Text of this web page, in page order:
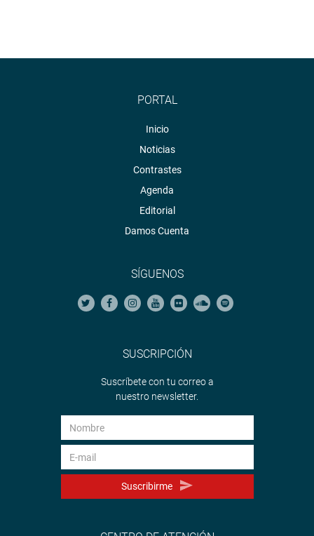
PORTAL
Inicio
Noticias
Contrastes
Agenda
Editorial
Damos Cuenta
SÍGUENOS
SUSCRIPCIÓN
Suscríbete con tu correo a
nuestro newsletter.
Suscribirme